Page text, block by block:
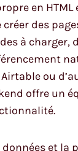
en HTML
des
à charger,
ou
offre un
et la